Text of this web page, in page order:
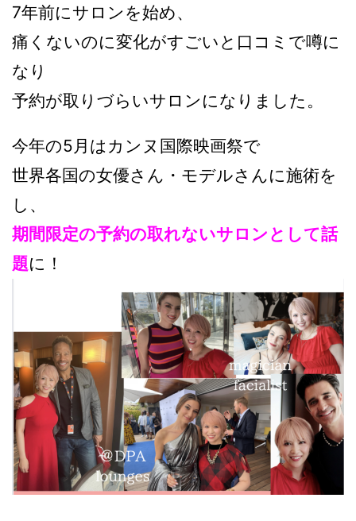
7年前にサロンを始め、
痛くないのに変化がすごいと口コミで噂に
なり
予約が取りづらいサロンになりました。
今年の5月はカンヌ国際映画祭で
世界各国の女優さん・モデルさんに施術を
し、
期間限定の予約の取れないサロンとして話
題に！